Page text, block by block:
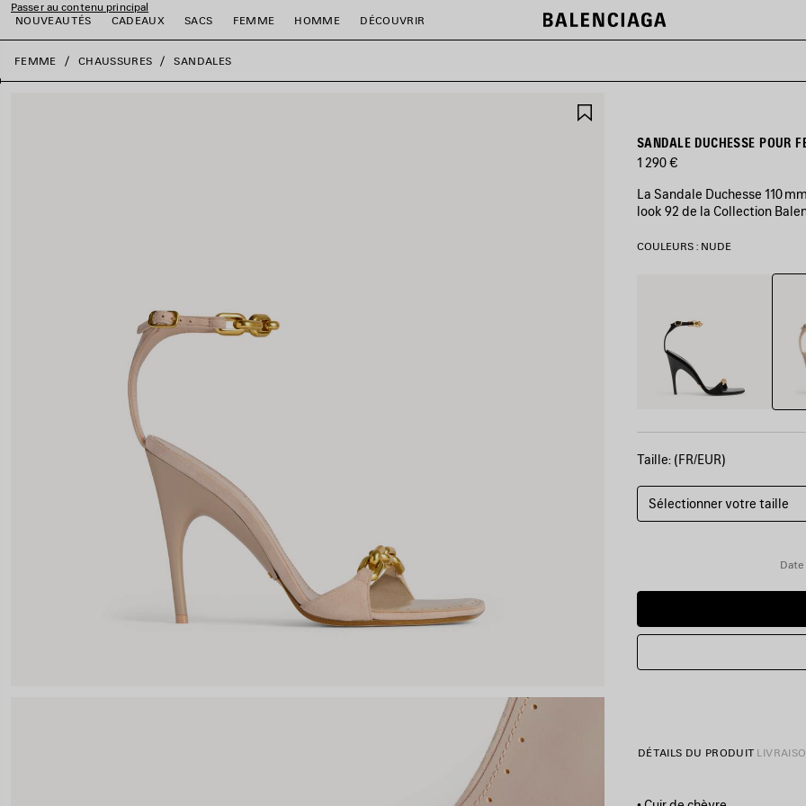
Passer au contenu principal
NOUVEAUTÉS
CADEAUX SACS FEMME HOMME DÉCOUVRIR
fermer la bannière
FEMME CHAUSSURES SANDALES
FAVORISSANDALE DUCHESSE POUR
1 290 €
La Sandale Duchesse 110
look 92 de la Collection
COULEURS : NUDE
Nude
Taille: (FR/EUR)
Sélectionner votre taille
DÉTAILS DU PRODUIT